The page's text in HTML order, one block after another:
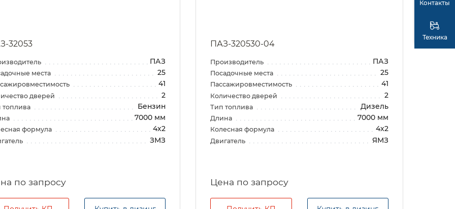
32053
ПАЗ
места 25
41
дверей 2
топлива Бензин
7000 мм
формула 4х2
ЗМЗ
по запросу
ПАЗ-320530-04
Производитель ПАЗ
Посадочные места 25
Пассажировместимость 41
Количество дверей 2
Тип топлива Дизель
Длина 7000 мм
Колесная формула 4х2
Двигатель ЯМЗ
Цена по запросу
Техника
Контакты